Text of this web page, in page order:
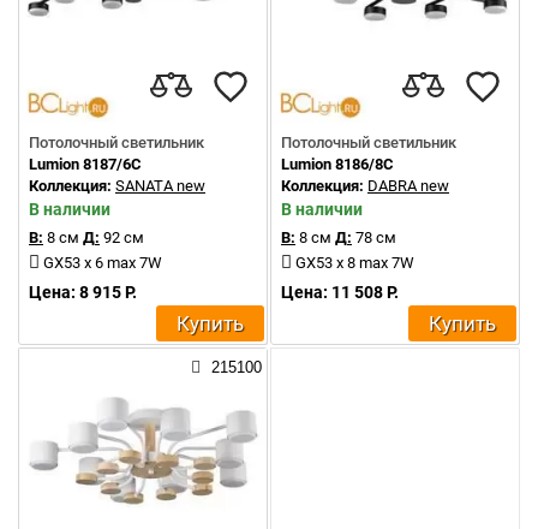
Потолочный светильник
Lumion 8187/6C
Коллекция: SANATA new
В наличии
В: 8 см Д: 92 см
GX53 x 6 max 7W
Цена: 8 915 Р.
Купить
Потолочный светильник
Lumion 8186/8C
Коллекция: DABRA new
В наличии
В: 8 см Д: 78 см
GX53 x 8 max 7W
Цена: 11 508 Р.
Купить
215100